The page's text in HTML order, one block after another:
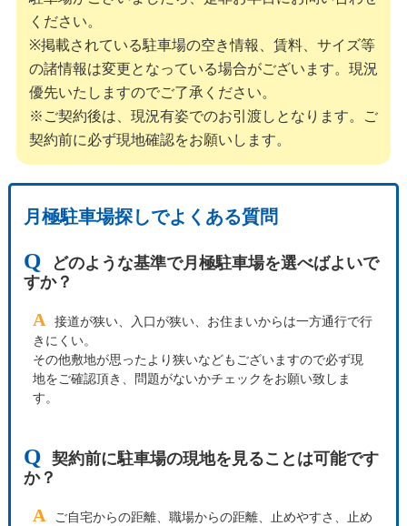
ください。
※掲載されている駐車場の空き情報、賃料、サイズ等
の諸情報は変更となっている場合がございます。現況
優先いたしますのでご了承ください。
※ご契約後は、現況有姿でのお引渡しとなります。ご
契約前に必ず現地確認をお願いします。
月極駐車場探しでよくある質問
Q
どのような基準で月極駐車場を選べばよいで
すか？
A
接道が狭い、入口が狭い、お住まいからは一方通行で行
きにくい。
その他敷地が思ったより狭いなどもございますので必ず現
地をご確認頂き、問題がないかチェックをお願い致しま
す。
Q
契約前に駐車場の現地を見ることは可能です
か？
A
ご自宅からの距離、職場からの距離、止めやすさ、止め